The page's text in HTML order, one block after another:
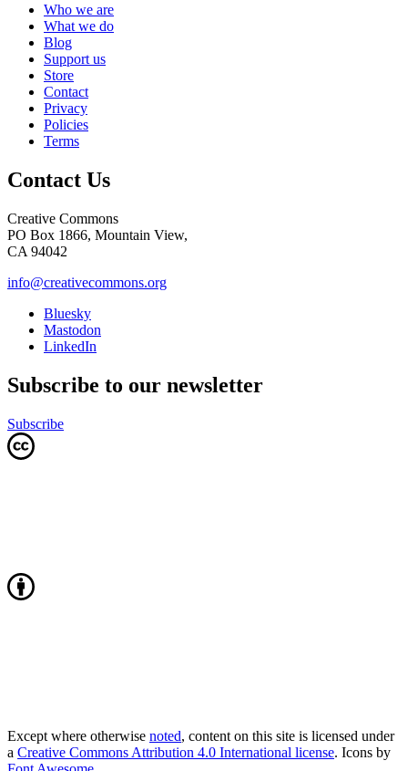
Who we are
What we do
Blog
Support us
Store
Contact
Privacy
Policies
Terms
Contact Us
Creative Commons
PO Box 1866, Mountain View,
CA 94042
info@creativecommons.org
Bluesky
Mastodon
LinkedIn
Subscribe to our newsletter
Subscribe
Except where otherwise noted, content on this site is licensed under
a Creative Commons Attribution 4.0 International license. Icons by